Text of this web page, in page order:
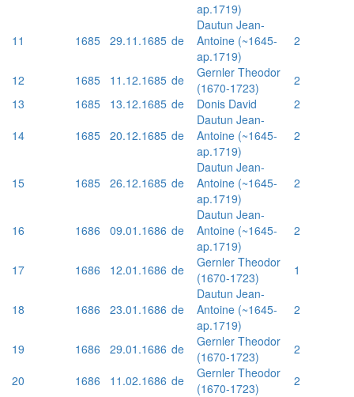
ap.1719)
11 1685 29.11.1685 de
Dautun Jean-
Antoine (~1645-
ap.1719)
2
12 1685 11.12.1685 de
Gernler Theodor
(1670-1723)
2
13
1685 13.12.1685 de Donis David
2
14
1685 20.12.1685 de
Dautun Jean-
Antoine (~1645-
ap.1719)
2
15 1685 26.12.1685 de
Dautun Jean-
Antoine (~1645-
ap.1719)
2
16 1686 09.01.1686 de
Dautun Jean-
Antoine (~1645-
ap.1719)
2
17 1686 12.01.1686 de
Gernler Theodor
(1670-1723)
1
18 1686 23.01.1686 de
Dautun Jean-
Antoine (~1645-
ap.1719)
2
19 1686 29.01.1686 de
Gernler Theodor
(1670-1723)
2
20
1686 11.02.1686 de
Gernler Theodor
(1670-1723)
2